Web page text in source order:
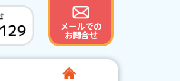
メールでの
お問合せ